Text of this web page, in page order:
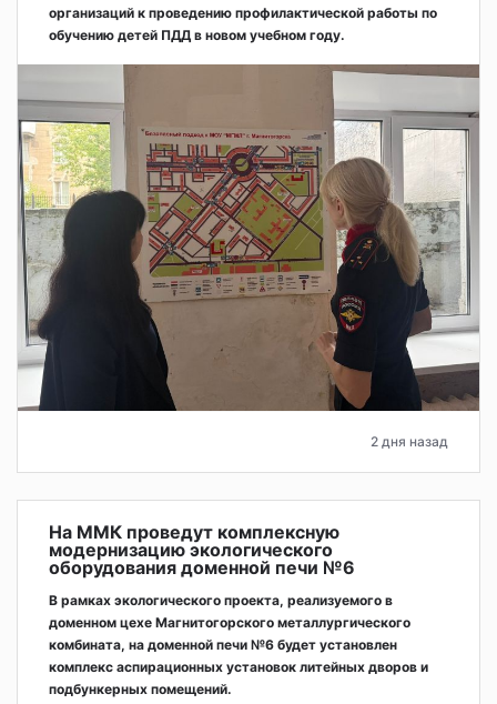
организаций к проведению профилактической работы по
обучению детей ПДД в новом учебном году.
2 дня назад
На ММК проведут комплексную
модернизацию экологического
оборудования доменной печи №6
В рамках экологического проекта, реализуемого в
доменном цехе Магнитогорского металлургического
комбината, на доменной печи №6 будет установлен
комплекс аспирационных установок литейных дворов и
подбункерных помещений.